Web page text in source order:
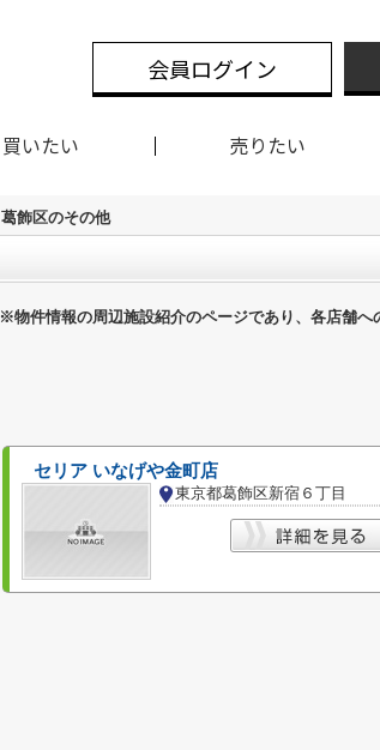
会員ログイン
買いたい 売りたい
葛飾区のその他
※物件情報の周辺施設紹介のページであり、各店舗へ
セリア いなげや金町店
東京都葛飾区新宿６丁目